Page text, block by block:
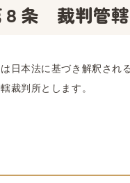
条 裁判管
日本法に基づき解釈され
裁判所とします。